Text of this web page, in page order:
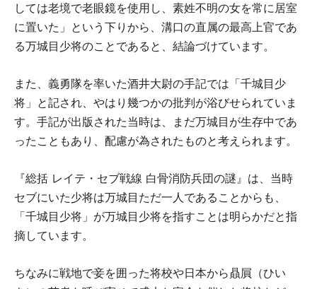
しては老境で老眼鏡を使用し、素姓不明の女を常に居室
に置いた」という下りから、溝口の直属の最高上官であ
る万城目少将のことであると、結論づけています。
また、義勇隊を率いた酒井大尉の手記では「千城目少
将」と記され、やはり幾つかの批判が浴びせられていま
す。手記が出版された当時は、まだ万城目が生存中であ
ったこともあり、配慮が為されたものと考えられます。
『総括 レイテ・セブ戦線 白骨消防兵団の謎』は、当時
セブにいた少将は万城目ただ一人であることからも、
「千城目少将」が万城目少将を指すことは明らかだと指
摘しています。
ちなみに戦地で妾を囲った将校や日本から贔屓（ひい